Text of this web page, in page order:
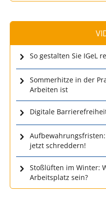
So gestalten Sie IGeL
Sommerhitze in der
Arbeiten ist
Digitale
jetzt schreddern!
Stoßlüften im Winter:
Arbeitsplatz sein?